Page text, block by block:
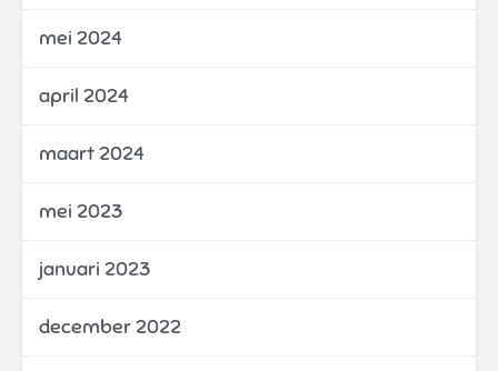
mei 2024
april 2024
maart 2024
mei 2023
januari 2023
december 2022